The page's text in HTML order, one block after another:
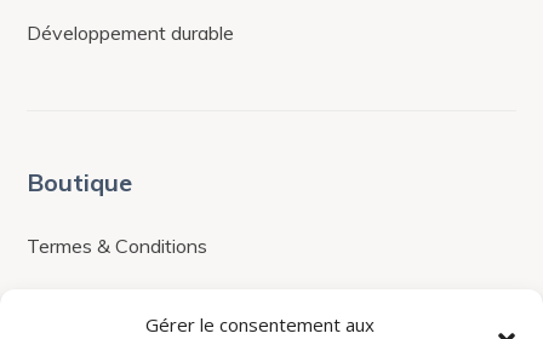
Gérer le consentement aux
Développement durable
Boutique
Termes & Conditions